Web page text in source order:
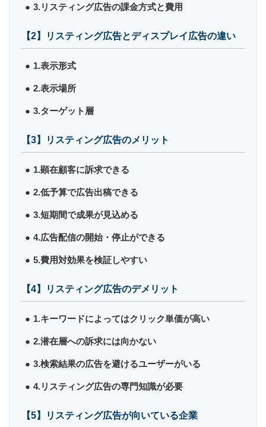
3.リスティング広告の課金方式と費用
【2】リスティング広告とディスプレイ広告の違い
1.表示形式
2.表示場所
3.ターゲット層
【3】リスティング広告のメリット
1.顕在顧客に訴求できる
2.低予算で広告出稿できる
3.短期間で成果が見込める
4.広告配信の開始・停止ができる
5.費用対効果を検証しやすい
【4】リスティング広告のデメリット
1.キーワードによってはクリック単価が高い
2.潜在層への訴求には向かない
3.検索結果の広告を避けるユーザーがいる
4.リスティング広告の専門知識が必要
【5】リスティング広告が向いている企業